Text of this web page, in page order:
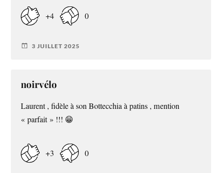
+4 0
3 JUILLET 2025
noirvélo
Laurent , fidèle à son Bottecchia à patins , mention
« parfait » !!! 😁
+3 0